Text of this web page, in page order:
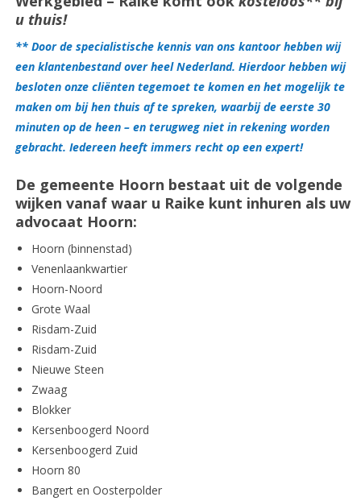
u thuis!
** Door de specialistische kennis van ons kantoor hebben wij
een klantenbestand over heel Nederland. Hierdoor hebben wij
besloten onze cliënten tegemoet te komen en het mogelijk te
maken om bij hen thuis af te spreken, waarbij de eerste 30
minuten op de heen – en terugweg niet in rekening worden
gebracht. Iedereen heeft immers recht op een expert!
De gemeente Hoorn bestaat uit de volgende
wijken vanaf waar u Raike kunt inhuren als uw
advocaat Hoorn:
Hoorn (binnenstad)
Venenlaankwartier
Hoorn-Noord
Grote Waal
Risdam-Zuid
Risdam-Zuid
Nieuwe Steen
Zwaag
Blokker
Kersenboogerd Noord
Kersenboogerd Zuid
Hoorn 80
Bangert en Oosterpolder